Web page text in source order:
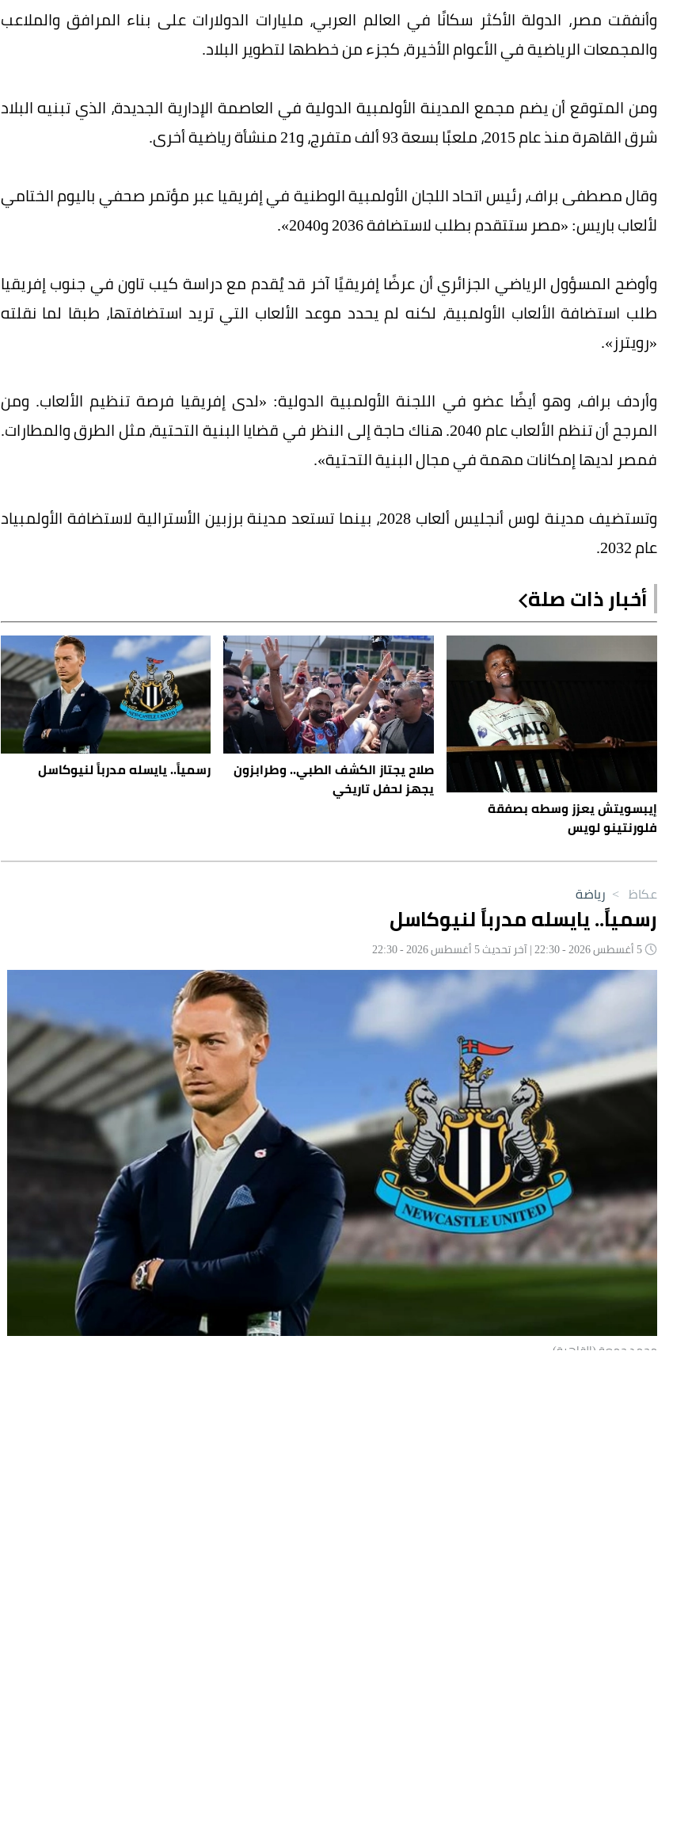
وأنفقت مصر، الدولة الأكثر سكانًا في العالم العربي، مليارات الدولارات على بناء المرافق والملاعب
والمجمعات الرياضية في الأعوام الأخيرة، كجزء من خططها لتطوير البلاد.
ومن المتوقع أن يضم مجمع المدينة الأولمبية الدولية في العاصمة الإدارية الجديدة، الذي تبنيه البلاد
شرق القاهرة منذ عام 2015، ملعبًا بسعة 93 ألف متفرج، و21 منشأة رياضية أخرى.
وقال مصطفى براف، رئيس اتحاد اللجان الأولمبية الوطنية في إفريقيا عبر مؤتمر صحفي باليوم الختامي
لألعاب باريس: «مصر ستتقدم بطلب لاستضافة 2036 و2040».
وأوضح المسؤول الرياضي الجزائري أن عرضًا إفريقيًا آخر قد يُقدم مع دراسة كيب تاون في جنوب إفريقيا
طلب استضافة الألعاب الأولمبية، لكنه لم يحدد موعد الألعاب التي تريد استضافتها، طبقا لما نقلته
«رويترز».
وأردف براف، وهو أيضًا عضو في اللجنة الأولمبية الدولية: «لدى إفريقيا فرصة تنظيم الألعاب. ومن
المرجح أن تنظم الألعاب عام 2040. هناك حاجة إلى النظر في قضايا البنية التحتية، مثل الطرق والمطارات.
فمصر لديها إمكانات مهمة في مجال البنية التحتية».
وتستضيف مدينة لوس أنجليس ألعاب 2028، بينما تستعد مدينة برزبين الأسترالية لاستضافة الأولمبياد
عام 2032.
أخبار ذات صلة
إيبسويتش يعزز وسطه بصفقة
فلورنتينو لويس
صلاح يجتاز الكشف الطبي.. وطرابزون
يجهز لحفل تاريخي
رسمياً.. يايسله مدرباً لنيوكاسل
عكاظ > رياضة
رسمياً.. يايسله مدرباً لنيوكاسل
محمد جمعة (القاهرة)